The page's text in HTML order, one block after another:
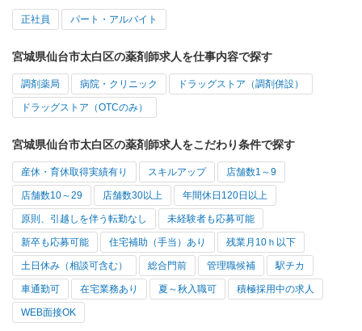
正社員 パート・アルバイト
宮城県仙台市太白区の薬剤師求人を仕事内容で探す
調剤薬局 病院・クリニック ドラッグストア（調剤併設）
ドラッグストア（OTCのみ）
宮城県仙台市太白区の薬剤師求人をこだわり条件で探す
産休・育休取得実績有り スキルアップ 店舗数1～9
店舗数10～29 店舗数30以上 年間休日120日以上
原則、引越しを伴う転勤なし 未経験者も応募可能
新卒も応募可能 住宅補助（手当）あり 残業月10ｈ以下
土日休み（相談可含む） 総合門前 管理職候補 駅チカ
車通勤可 在宅業務あり 夏～秋入職可 積極採用中の求人
WEB面接OK